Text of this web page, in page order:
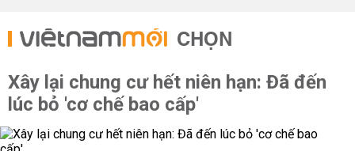
CHỌN
Xây lại chung cư hết niên hạn: Đã đến
lúc bỏ 'cơ chế bao cấp'